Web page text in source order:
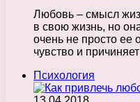
Любовь – смысл
в свою жизнь, но
очень не просто ее
чувство и
Психология